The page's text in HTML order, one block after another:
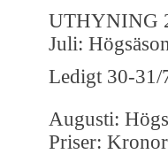
UTHYNING
Juli:
Ledigt 30-31/
Augusti:
Priser: